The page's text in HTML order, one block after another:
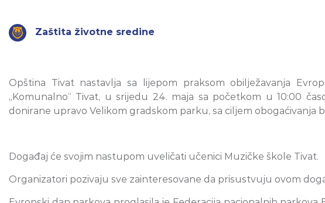
Zaštita životne sredine
Opština Tivat nastavlja sa lijepom praksom obilježavanja
„Komunalno“ Tivat, u srijedu 24. maja sa početkom u 10:00
donirane upravo Velikom gradskom parku, sa ciljem
Događaj će svojim nastupom uveličati učenici Muzičke škole Tivat.
Organizatori pozivaju sve zainteresovane da prisustvuju ovom